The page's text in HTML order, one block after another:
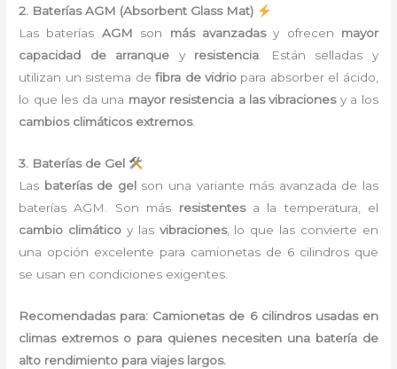
2. Baterías AGM (Absorbent Glass Mat)
Las baterías AGM son más avanzadasy ofrecen mayor
capacidad de arranque y resistencia. Están selladas y
utilizan un sistema defibra de vidrio para absorber el ácido,
lo que les da una mayor resistencia a las vibracionesy a los
cambios climáticos extremos.
3. Baterías de Gel
Las baterías de gelson una variante más avanzada de las
baterías AGM. Son más resistentesa la temperatura, el
cambio climáticoy las vibraciones, lo que las convierte en
una opción excelente para camionetas de 6 cilindros que
se usan en condiciones exigentes.
Recomendadas para: Camionetas de 6 cilindros usadas en
climas extremos o para quienes necesiten una batería de
alto rendimiento para viajes largos.